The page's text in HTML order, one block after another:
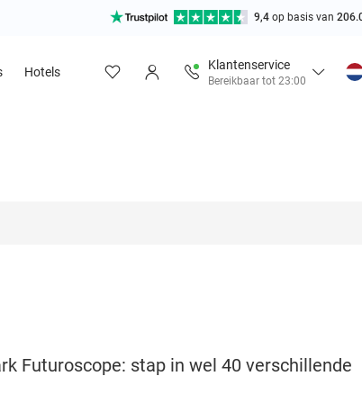
9,4 op basis van
Hotels
Klantenservice
Bereikbaar tot 23:00
Futuroscope: stap in wel 40 verschillende